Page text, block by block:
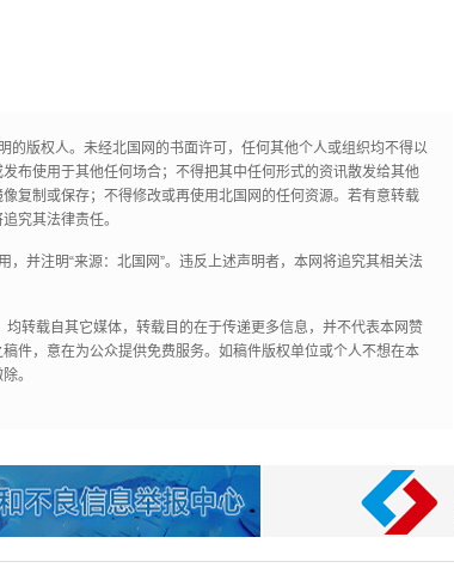
的版权人。未经北国网的书面许可，任何其他个人或组织均不得以
布使用于其他任何场合；不得把其中任何形式的资讯散发给其他
复制或保存；不得修改或再使用北国网的任何资源。若有意转载
究其法律责任。
并注明“来源：北国网”。违反上述声明者，本网将追究其相关法
均转载自其它媒体，转载目的在于传递更多信息，并不代表本网赞
件，意在为公众提供免费服务。如稿件版权单位或个人不想在本
。